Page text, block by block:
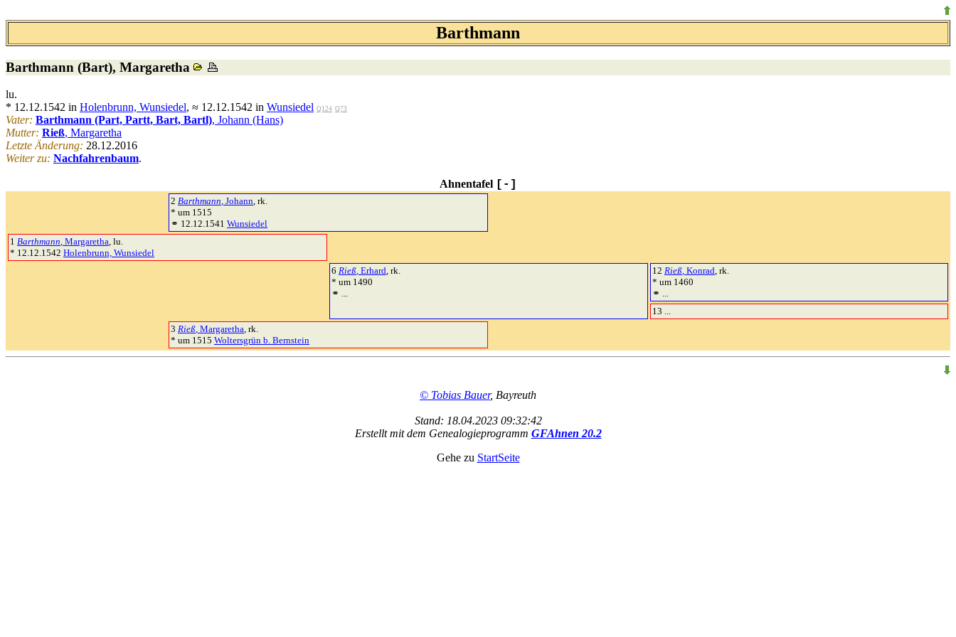
Barthmann
Barthmann (Bart), Margaretha
lu.
* 12.12.1542 in Holenbrunn, Wunsiedel, ≈ 12.12.1542 in Wunsiedel Q124 Q73
Vater: Barthmann (Part, Partt, Bart, Bartl), Johann (Hans)
Mutter: Rieß, Margaretha
Letzte Änderung: 28.12.2016
Weiter zu: Nachfahrenbaum.
Ahnentafel [-]
2 Barthmann, Johann, rk.
* um 1515
⚭ 12.12.1541 Wunsiedel
1 Barthmann, Margaretha, lu.
* 12.12.1542 Holenbrunn, Wunsiedel
6 Rieß, Erhard, rk.
* um 1490
⚭ ...
12 Rieß, Konrad, rk.
* um 1460
⚭ ...
13 ...
3 Rieß, Margaretha, rk.
* um 1515 Woltersgrün b. Bernstein
© Tobias Bauer, Bayreuth
Stand: 18.04.2023 09:32:42
Erstellt mit dem Genealogieprogramm GFAhnen 20.2
Gehe zu StartSeite